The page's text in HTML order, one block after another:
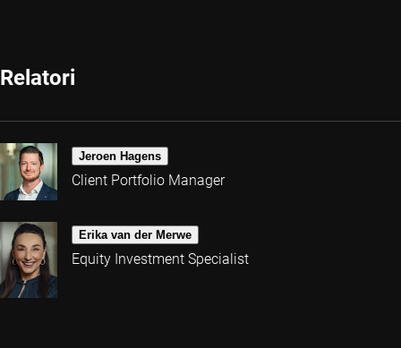
Relatori
Jeroen Hagens
Client Portfolio Manager
Erika van der Merwe
Equity Investment Specialist